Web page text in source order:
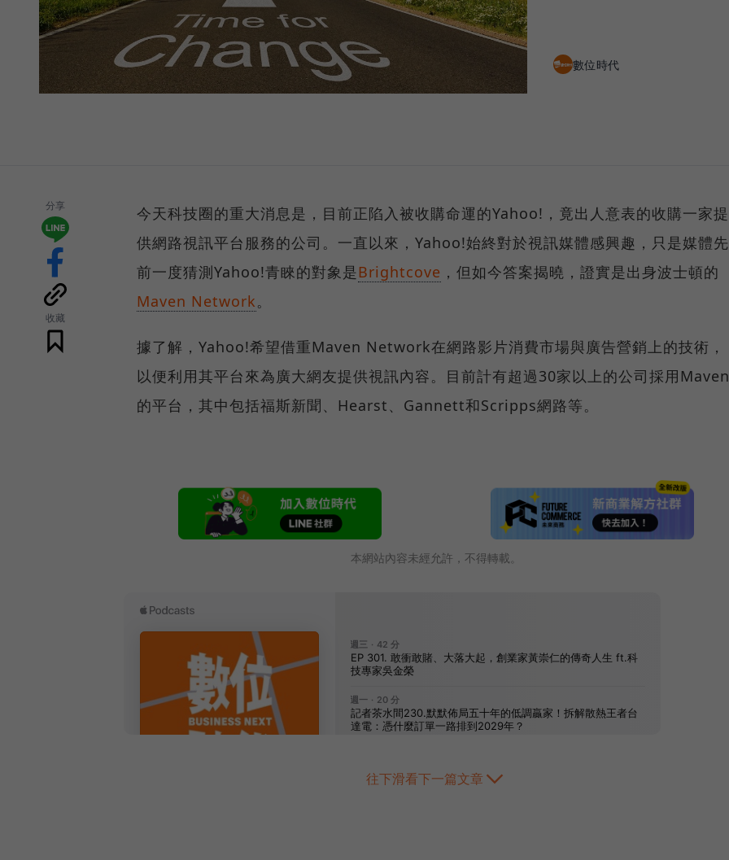
數位時代
分享
收藏
今天科技圈的重大消息是，目前正陷入被收購命運的Yahoo!，竟出人意表的收購一家提
供網路視訊平台服務的公司。一直以來，Yahoo!始終對於視訊媒體感興趣，只是媒體先
前一度猜測Yahoo!青睞的對象是Brightcove ，但如今答案揭曉，證實是出身波士頓的
Maven Network。
據了解，Yahoo!希望借重Maven Network在網路影片消費市場與廣告營銷上的技術，
以便利用其平台來為廣大網友提供視訊內容。目前計有超過30家以上的公司採用Maven
的平台，其中包括福斯新聞、Hearst、Gannett和Scripps網路等。
本網站內容未經允許，不得轉載。
往下滑看下一篇文章